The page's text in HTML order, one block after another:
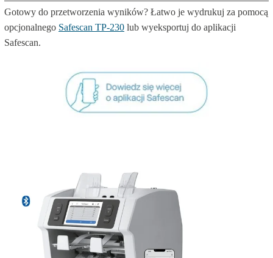
Gotowy do przetworzenia wyników? Łatwo je wydrukuj za pomocą
opcjonalnego Safescan TP-230 lub wyeksportuj do aplikacji
Safescan.